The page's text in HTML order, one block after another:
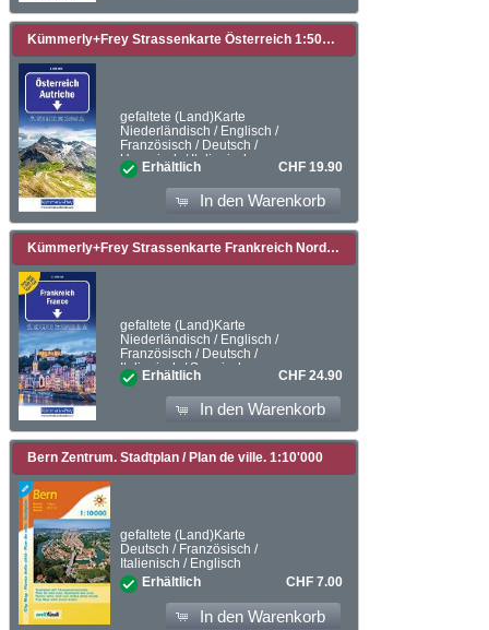
Kümmerly+Frey Strassenkarte Österreich 1:500.000. 1:500'000
gefaltete (Land)Karte
Niederländisch / Englisch /
Französisch / Deutsch /
Ungarisch / Italienisch
Erhältlich CHF 19.90
In den Warenkorb
Kümmerly+Frey Strassenkarte Frankreich Nord+Süd 1:600.000. 1:600'000
gefaltete (Land)Karte
Niederländisch / Englisch /
Französisch / Deutsch /
Italienisch / Spanisch
Erhältlich CHF 24.90
In den Warenkorb
Bern Zentrum. Stadtplan / Plan de ville. 1:10'000
gefaltete (Land)Karte
Deutsch / Französisch /
Italienisch / Englisch
Erhältlich
CHF 7.00
In den Warenkorb